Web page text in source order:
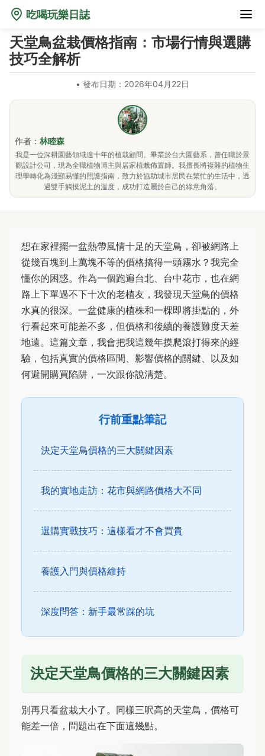
吃喝玩樂日誌
天堂鳥盆栽價格指南：市場行情與選購
技巧全解析
• 發布日期：2026年04月22日
作者： 林睦森
我是一位深耕園藝領域逾十年的植栽顧問。畢業於台大園藝系，曾任職於景
觀設計公司，現為全職植物博主與居家植栽佈置師。我擅長將複雜的植物生
理學轉化為淺顯易懂的照護指南，致力於協助城市居民在繁忙的生活中，透
過雙手觸摸泥土的溫度，成功打造屬於自己的綠意角落。
想在家裡擺一盆熱帶風情十足的天堂鳥，卻被網路上
從幾百塊到上萬塊不等的價格搞得一頭霧水？我完全
懂你的困惑。作為一個跑遍台北、台中花市，也在網
路上下單過不下十次的老植友，我發現天堂鳥的價格
水真的很深。一盆健康的植株和一棵即將掛點的，外
行看起來可能差不多，但價格和後續的養護難度天差
地遠。這篇文章，我會把我這幾年摸爬滾打得來的經
驗，包括真實的價格區間、影響價格的關鍵、以及如
何避開購買陷阱，一次跟你說清楚。
行前重點筆記
決定天堂鳥價格的三大關鍵因素
我的實地走訪：花市與網路價格大不同
選購實戰技巧：這樣看才不會買貴
養護入門與價格維持
深度問答：新手最常踩的坑
決定天堂鳥價格的三大關鍵因素
別再只看盆栽大小了。同樣三呎高的天堂鳥，價格可
能差一倍，問題出在下面這幾點。